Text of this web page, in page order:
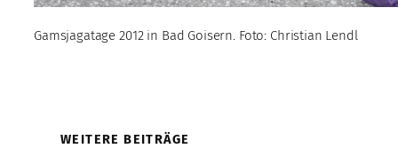
Gamsjagatage 2012 in Bad Goisern. Foto: Christian Lendl
WEITERE BEITRÄGE